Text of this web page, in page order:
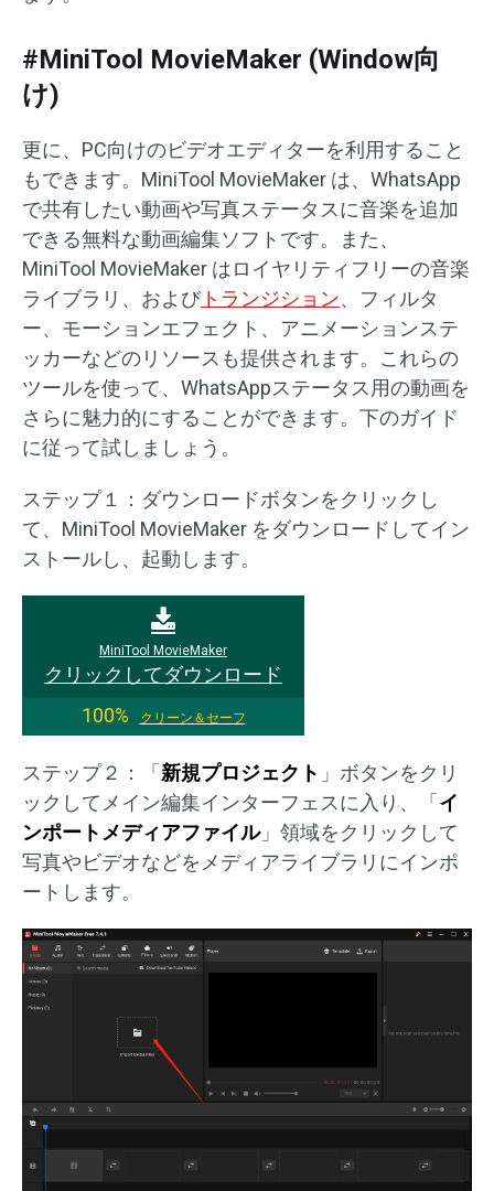
#MiniTool MovieMaker (Window向
け)
更に、PC向けのビデオエディターを利用すること
もできます。MiniTool MovieMaker は、WhatsApp
で共有したい動画や写真ステータスに音楽を追加
できる無料な動画編集ソフトです。また、
MiniTool MovieMaker はロイヤリティフリーの音楽
ライブラリ、およびトランジション、フィルタ
ー、モーションエフェクト、アニメーションステ
ッカーなどのリソースも提供されます。これらの
ツールを使って、WhatsAppステータス用の動画を
さらに魅力的にすることができます。下のガイド
に従って試しましょう。
ステップ１：ダウンロードボタンをクリックし
て、MiniTool MovieMaker をダウンロードしてイン
ストールし、起動します。
MiniTool MovieMaker
クリックしてダウンロード
100%
クリーン＆セーフ
ステップ２：「 新規プロジェクト 」ボタンをクリ
ックしてメイン編集インターフェスに入り、「 イ
ンポートメディアファイル」領域をクリックして
写真やビデオなどをメディアライブラリにインポ
ートします。